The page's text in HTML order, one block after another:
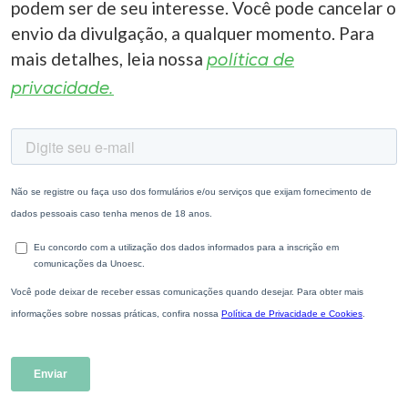
podem ser de seu interesse. Você pode cancelar o
envio da divulgação, a qualquer momento. Para
mais detalhes, leia nossa política de
privacidade.